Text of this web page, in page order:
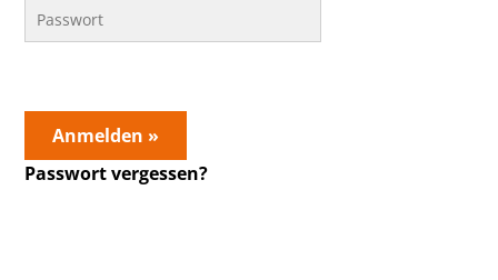
Anmelden »
Passwort vergessen?